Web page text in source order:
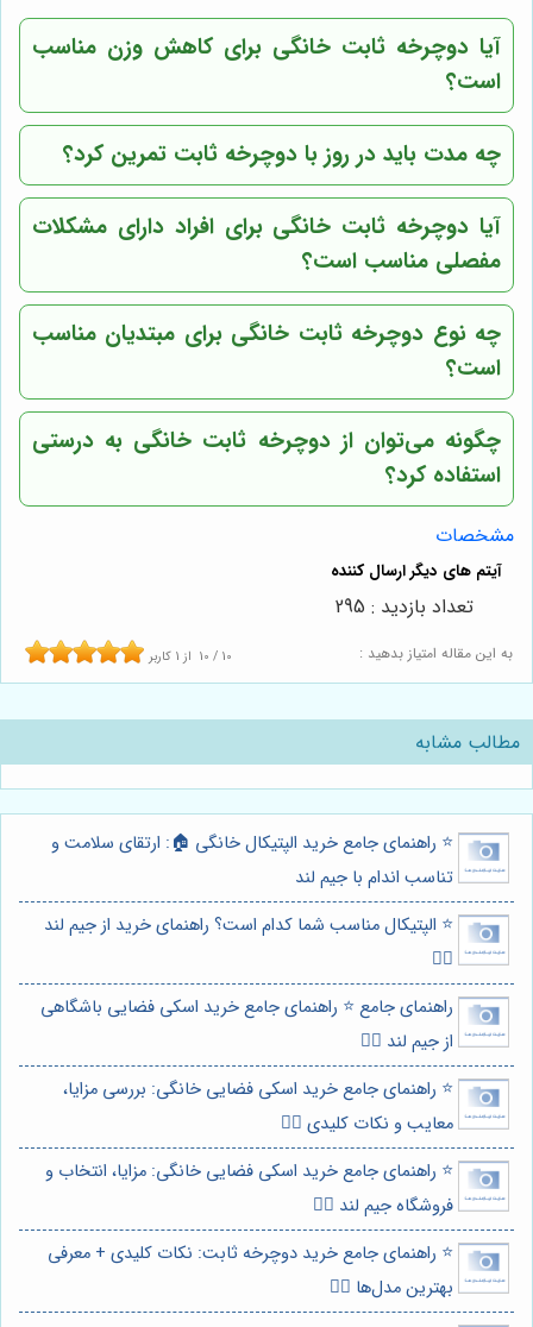
آیا دوچرخه ثابت خانگی برای کاهش وزن مناسب
است؟
چه مدت باید در روز با دوچرخه ثابت تمرین کرد؟
آیا دوچرخه ثابت خانگی برای افراد دارای مشکلات
مفصلی مناسب است؟
چه نوع دوچرخه ثابت خانگی برای مبتدیان مناسب
است؟
چگونه می‌توان از دوچرخه ثابت خانگی به درستی
استفاده کرد؟
مشخصات
به این مقاله امتیاز بدهید : 10 / 10 از 1 کاربر
تعداد بازدید : 295
مطالب مشابه
⭐️ راهنمای جامع خرید الپتیکال خانگی 🏠: ارتقای سلامت و
تناسب اندام با جیم لند
⭐️ الپتیکال مناسب شما کدام است؟ راهنمای خرید از جیم لند
🏃‍♀️
راهنمای جامع ⭐️ راهنمای جامع خرید اسکی فضایی باشگاهی
از جیم لند 🏋️‍♀️
⭐️ راهنمای جامع خرید اسکی فضایی خانگی: بررسی مزایا،
معایب و نکات کلیدی 🏋️‍♀️
⭐️ راهنمای جامع خرید اسکی فضایی خانگی: مزایا، انتخاب و
فروشگاه جیم لند 🏃‍♀️
⭐️ راهنمای جامع خرید دوچرخه ثابت: نکات کلیدی + معرفی
بهترین مدل‌ها 🚴‍♀️